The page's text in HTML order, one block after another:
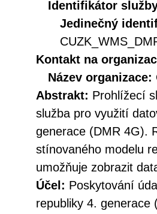
Identifikátor
Jedinečný
Kontakt na
Název organizace:
Abstrakt: Prohlížecí
služba pro využití
generace (DMR 4G).
stínovaného modelu
umožňuje zobrazit
Účel: Poskytování
republiky 4. generace